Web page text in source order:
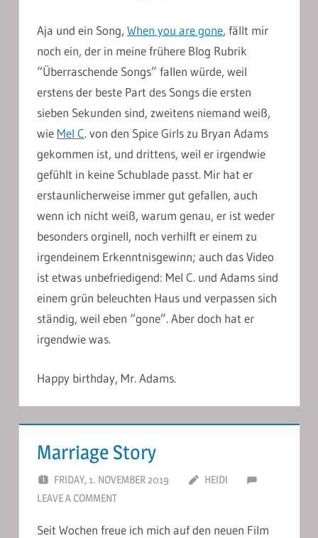
Aja und ein Song, When you are gone, fällt mir
noch ein, der in meine frühere Blog Rubrik
“Überraschende Songs” fallen würde, weil
erstens der beste Part des Songs die ersten
sieben Sekunden sind, zweitens niemand weiß,
wie Mel C. von den Spice Girls zu Bryan Adams
gekommen ist, und drittens, weil er irgendwie
gefühlt in keine Schublade passt. Mir hat er
erstaunlicherweise immer gut gefallen, auch
wenn ich nicht weiß, warum genau, er ist weder
besonders orginell, noch verhilft er einem zu
irgendeinem Erkenntnisgewinn; auch das Video
ist etwas unbefriedigend: Mel C. und Adams sind
einem grün beleuchten Haus und verpassen sich
ständig, weil eben “gone”. Aber doch hat er
irgendwie was.
Happy birthday, Mr. Adams.
Marriage Story
FRIDAY, 1. NOVEMBER 2019
HEIDI
LEAVE A COMMENT
Seit Wochen freue ich mich auf den neuen Film